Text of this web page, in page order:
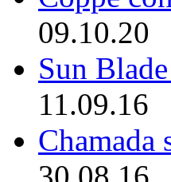
09.10.20
Sun
11.09.16
Chamada